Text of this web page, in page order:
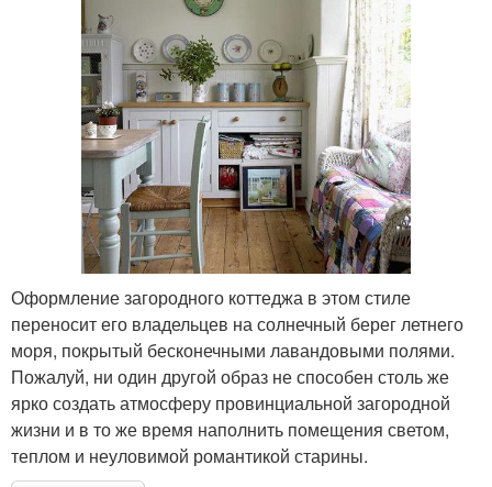
Оформление загородного коттеджа в этом стиле
переносит его владельцев на солнечный берег летнего
моря, покрытый бесконечными лавандовыми полями.
Пожалуй, ни один другой образ не способен столь же
ярко создать атмосферу провинциальной загородной
жизни и в то же время наполнить помещения светом,
теплом и неуловимой романтикой старины.